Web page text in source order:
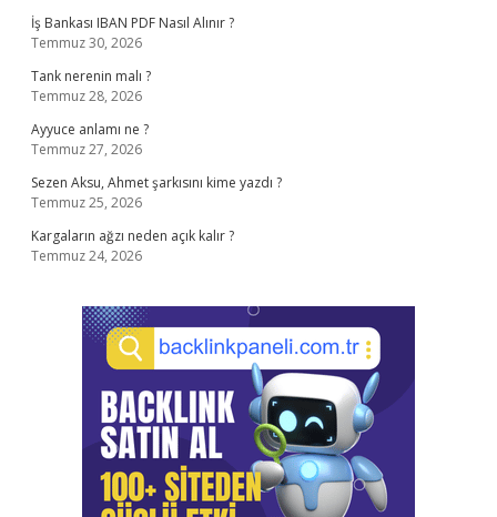
İş Bankası IBAN PDF Nasıl Alınır ?
Temmuz 30, 2026
Tank nerenin malı ?
Temmuz 28, 2026
Ayyuce anlamı ne ?
Temmuz 27, 2026
Sezen Aksu, Ahmet şarkısını kime yazdı ?
Temmuz 25, 2026
Kargaların ağzı neden açık kalır ?
Temmuz 24, 2026